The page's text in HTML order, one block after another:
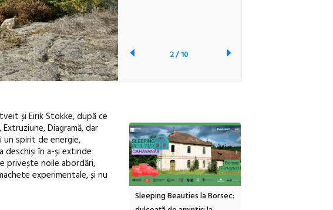
2/10
și Eirik Stokke, după ce
Diagramă, dar
un spirit de energie,
deschiși în a-și extinde
privește noile abordări,
experimentale, și nu
Festivalul Strada